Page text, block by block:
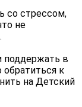
со стрессом,
не
поддержать в
к
на Детский